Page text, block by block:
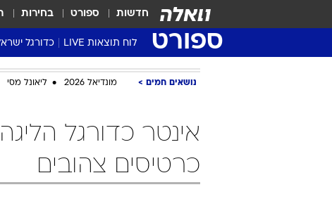
חדשות ספורט בחירות
ספורט לוח תוצאות LIVE כדורגל
ליגת העל Winner
גביע הטוטו
נבחרות ישראל
נושאים חמים מונדיאל 2026 ליאונל מסי
אינטר כדורגל
כרטיסים צהובים